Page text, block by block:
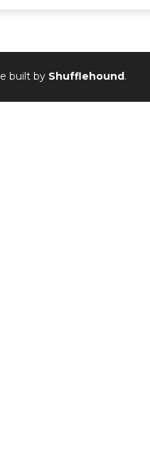
built by Shufflehound .